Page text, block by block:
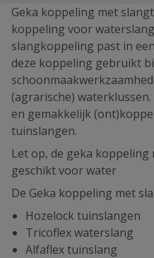
Geka koppeling met
koppeling voor
slangkoppeling past in
deze koppeling gebruikt
(agrarische)
en gemakkelijk
tuinslangen.
Let op, de geka
geschikt voor water
De Geka koppeling met
Hozelock tuinslangen
Tricoflex waterslang
Alfaflex tuinslang